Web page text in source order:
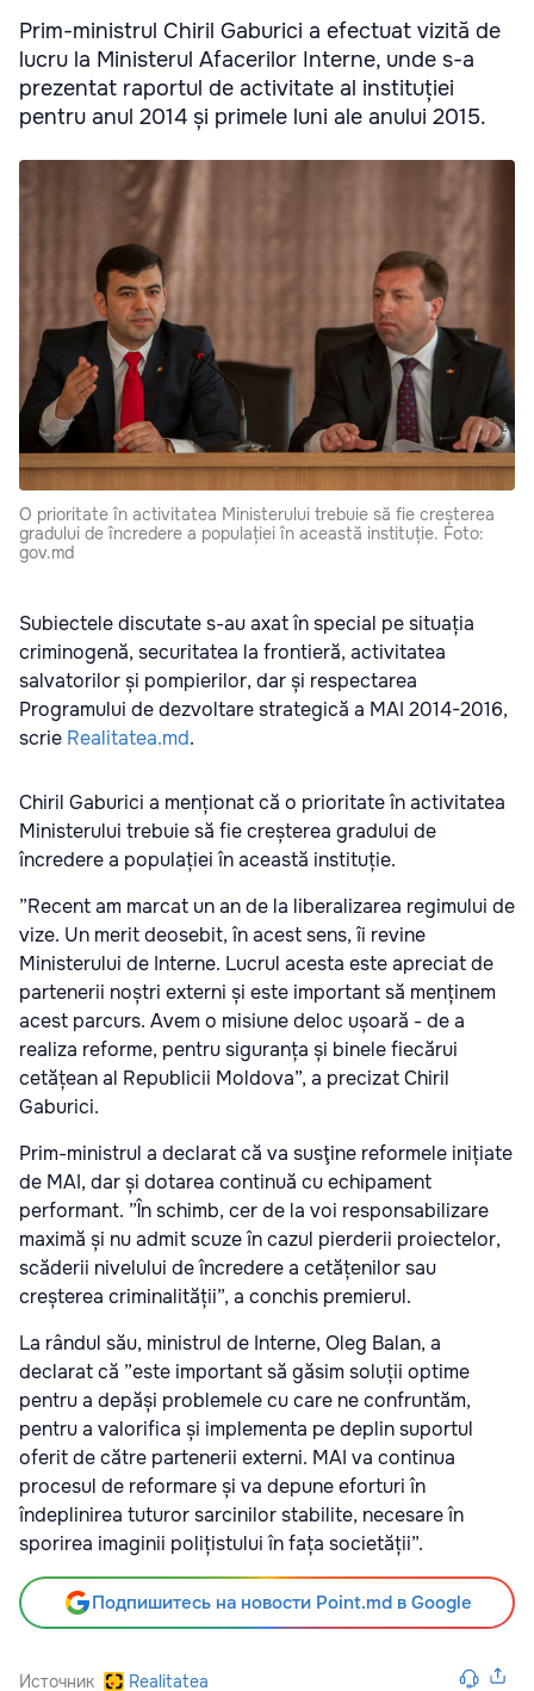
Prim-ministrul Chiril Gaburici a efectuat vizită de
lucru la Ministerul Afacerilor Interne, unde s-a
prezentat raportul de activitate al instituției
pentru anul 2014 și primele luni ale anului 2015.
O prioritate în activitatea Ministerului trebuie să fie creșterea
gradului de încredere a populației în această instituție. Foto:
gov.md
Subiectele discutate s-au axat în special pe situația
criminogenă, securitatea la frontieră, activitatea
salvatorilor și pompierilor, dar și respectarea
Programului de dezvoltare strategică a MAI 2014-2016,
scrie Realitatea.md.
Chiril Gaburici a menționat că o prioritate în activitatea
Ministerului trebuie să fie creșterea gradului de
încredere a populației în această instituție.
”Recent am marcat un an de la liberalizarea regimului de
vize. Un merit deosebit, în acest sens, îi revine
Ministerului de Interne. Lucrul acesta este apreciat de
partenerii noștri externi și este important să menținem
acest parcurs. Avem o misiune deloc ușoară - de a
realiza reforme, pentru siguranța și binele fiecărui
cetățean al Republicii Moldova”, a precizat Chiril
Gaburici.
Prim-ministrul a declarat că va susţine reformele inițiate
de MAI, dar și dotarea continuă cu echipament
performant. ”În schimb, cer de la voi responsabilizare
maximă și nu admit scuze în cazul pierderii proiectelor,
scăderii nivelului de încredere a cetățenilor sau
creșterea criminalității”, a conchis premierul.
La rândul său, ministrul de Interne, Oleg Balan, a
declarat că ”este important să găsim soluții optime
pentru a depăși problemele cu care ne confruntăm,
pentru a valorifica și implementa pe deplin suportul
oferit de către partenerii externi. MAI va continua
procesul de reformare și va depune eforturi în
îndeplinirea tuturor sarcinilor stabilite, necesare în
sporirea imaginii polițistului în fața societății”.
Подпишитесь на новости Point.md в Google
Источник Realitatea